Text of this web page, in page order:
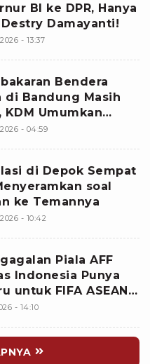
BI ke DPR, Hanya
Damayanti!
- 13:37
Bendera
di Bandung Masih
KDM Umumkan
- 04:59
di Depok Sempat
soal
ke Temannya
- 10:42
Piala AFF
Indonesia Punya
untuk FIFA ASEAN
- 14:10